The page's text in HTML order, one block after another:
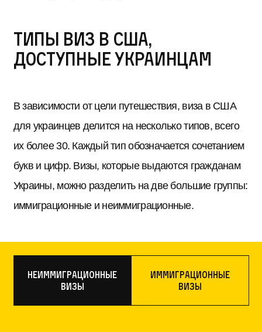
Типы виз в США,
доступные украинцам
В зависимости от цели путешествия, виза в США
для украинцев делится на несколько типов, всего
их более 30. Каждый тип обозначается сочетанием
букв и цифр. Визы, которые выдаются гражданам
Украины, можно разделить на две большие группы:
иммиграционные и неиммиграционные.
Неиммиграционные
визы
Иммиграционные
визы